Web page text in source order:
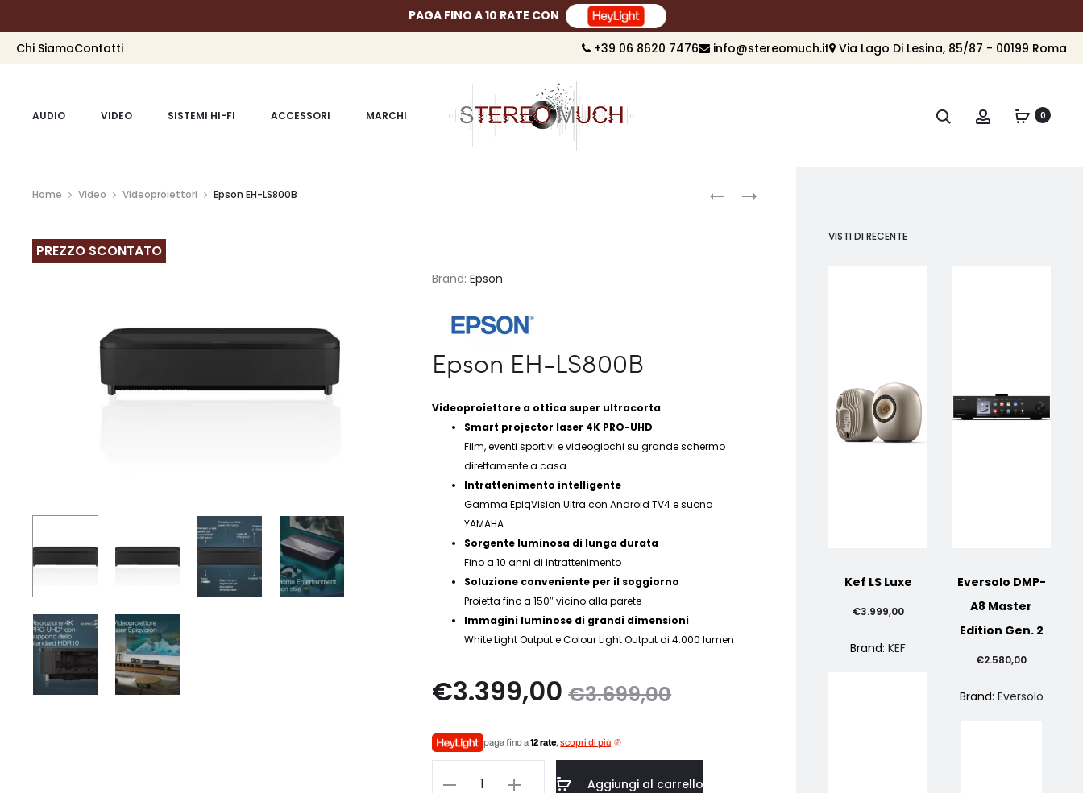
PAGA FINO A 10 RATE CON
Chi SiamoContatti +39 06 8620 7476 info@stereomuch.it Via Lago Di Lesina, 85/87 - 00199 Roma
AUDIO VIDEO SISTEMI HI-FI ACCESSORI MARCHI Cerca Account 0
Product
navigation
NORSTONE
EVERSOLO
Home Video Videoproiettori Epson EH-LS800B
PREZZO SCONTATO
Brand:Epson
Epson EH-LS800B
Videoproiettore a ottica super ultracorta
Smart projector laser 4K PRO-UHD
Film, eventi sportivi e videogiochi su grande schermo
direttamente a casa
Intrattenimento intelligente
Gamma EpiqVision Ultra con Android TV4 e suono
YAMAHA
Sorgente luminosa di lunga durata
Fino a 10 anni di intrattenimento
Soluzione conveniente per il soggiorno
Proietta fino a 150″ vicino alla parete
Immagini luminose di grandi dimensioni
White Light Output e Colour Light Output di 4.000 lumen
€3.699,00
Il
originale
€3.399,00
Il
prezzo
attuale
paga fino a12 rate,scopri di più
Aggiungi al carrello
VISTI DI RECENTE
Kef LS Luxe
€3.999,00
Brand:KEF
Eversolo DMP-
A8 Master
Edition Gen. 2
€2.580,00
Brand: Eversolo